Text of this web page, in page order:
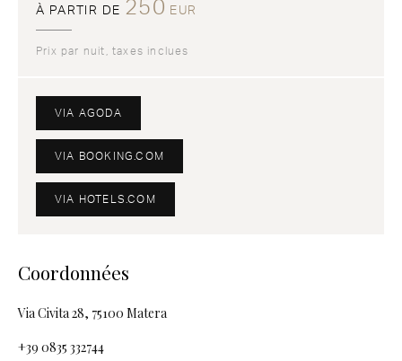
À PARTIR DE 250 EUR
Prix par nuit, taxes inclues
VIA AGODA
VIA BOOKING.COM
VIA HOTELS.COM
Coordonnées
Via Civita 28, 75100 Matera
+39 0835 332744